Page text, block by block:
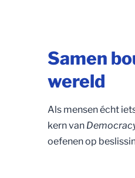
Samen
wereld
Als mensen écht
kern van
oefenen op